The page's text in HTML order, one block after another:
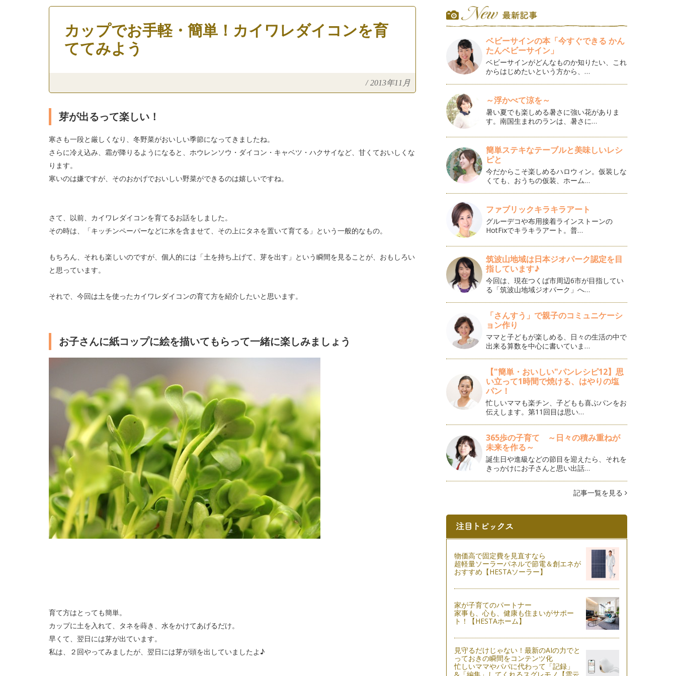
カップでお手軽・簡単！カイワレダイコンを育
ててみよう
/ 2013年11月
芽が出るって楽しい！
寒さも一段と厳しくなり、冬野菜がおいしい季節になってきましたね。
さらに冷え込み、霜が降りるようになると、ホウレンソウ・ダイコン・キャベツ・ハクサイなど、甘くておいしくな
ります。
寒いのは嫌ですが、そのおかげでおいしい野菜ができるのは嬉しいですね。
さて、以前、カイワレダイコンを育てるお話をしました。
その時は、「キッチンペーパーなどに水を含ませて、その上にタネを置いて育てる」という一般的なもの。
もちろん、それも楽しいのですが、個人的には「土を持ち上げて、芽を出す」という瞬間を見ることが、おもしろい
と思っています。
それで、今回は土を使ったカイワレダイコンの育て方を紹介したいと思います。
お子さんに紙コップに絵を描いてもらって一緒に楽しみましょう
育て方はとっても簡単。
カップに土を入れて、タネを蒔き、水をかけてあげるだけ。
早くて、翌日には芽が出ています。
私は、２回やってみましたが、翌日には芽が頭を出していましたよ♪
ベビーサインの本「今すぐできる かん
たんベビーサイン」
ベビーサインがどんなものか知りたい、これ
からはじめたいという方から、…
～浮かべて涼を～
暑い夏でも楽しめる暑さに強い花がありま
す。南国生まれのランは、暑さに…
簡単ステキなテーブルと美味しいレシ
ピと
今だからこそ楽しめるハロウィン。仮装しな
くても、おうちの仮装、ホーム…
ファブリックキラキラアート
グルーデコや布用接着ラインストーンの
HotFixでキラキラアート。普…
筑波山地域は日本ジオパーク認定を目
指しています♪
今回は、現在つくば市周辺6市が目指してい
る「筑波山地域ジオパーク」へ…
「さんすう」で親子のコミュニケーシ
ョン作り
ママと子どもが楽しめる、日々の生活の中で
出来る算数を中心に書いていま…
【"簡単・おいしい"パンレシピ12】思
い立って1時間で焼ける、はやりの塩
パン！
忙しいママも楽チン、子どもも喜ぶパンをお
伝えします。第11回目は思い…
365歩の子育て ～日々の積み重ねが
未来を作る～
誕生日や進級などの節目を迎えたら、それを
きっかけにお子さんと思い出話…
記事一覧を見る
物価高で固定費を見直すなら
超軽量ソーラーパネルで節電＆創エネが
おすすめ【HESTAソーラー】
家が子育てのパートナー
家事も、心も、健康も住まいがサポー
ト！【HESTAホーム】
見守るだけじゃない！最新のAIの力でと
っておきの瞬間をコンテンツ化
忙しいママやパパに代わって「記録」